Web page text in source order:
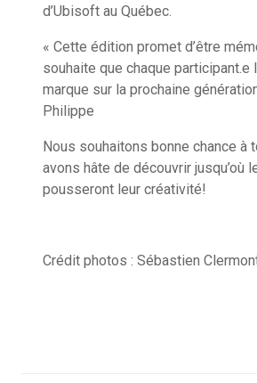
d’Ubisoft au Québec.
« Cette édition promet d’être
souhaite que chaque participant.e
marque sur la prochaine
Philippe
Nous souhaitons bonne chance à
avons hâte de découvrir jusqu’où
pousseront leur créativité!
Crédit photos : Sébastien